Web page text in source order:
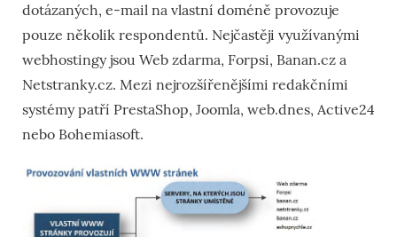
dotázaných, e-mail na vlastní doméně provozuje
pouze několik respondentů. Nejčastěji využívanými
webhostingy jsou Web zdarma, Forpsi, Banan.cz a
Netstranky.cz. Mezi nejrozšířenějšími redakčními
systémy patří PrestaShop, Joomla, web.dnes, Active24
nebo Bohemiasoft.